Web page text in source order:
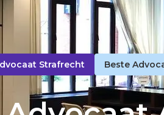
Strafrecht Beste